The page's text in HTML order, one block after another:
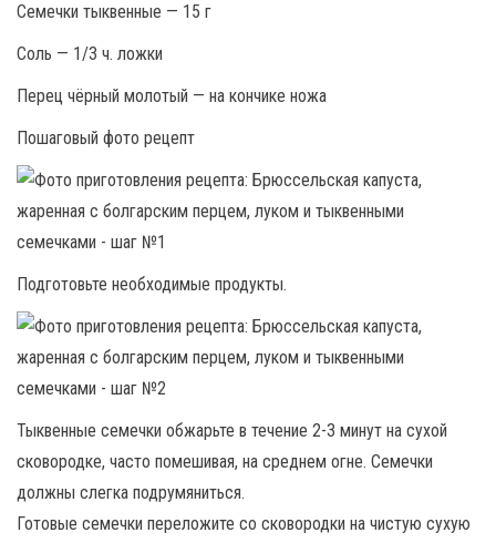
Семечки тыквенные — 15 г
Соль — 1/3 ч. ложки
Перец чёрный молотый — на кончике ножа
Пошаговый фото рецепт
Подготовьте необходимые продукты.
Тыквенные семечки обжарьте в течение 2-3 минут на сухой
сковородке, часто помешивая, на среднем огне. Семечки
должны слегка подрумяниться.
Готовые семечки переложите со сковородки на чистую сухую